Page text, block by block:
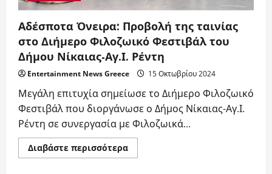
Αδέσποτα Όνειρα: Προβολή της ταινίας
στο Διήμερο Φιλοζωικό Φεστιβάλ του
Δήμου Νίκαιας-Αγ.Ι. Ρέντη
Entertainment News Greece 15 Οκτωβρίου 2024
Μεγάλη επιτυχία σημείωσε το Διήμερο Φιλοζωικό
Φεστιβάλ που διοργάνωσε ο Δήμος Νίκαιας-Αγ.Ι.
Ρέντη σε συνεργασία με Φιλοζωικά...
Διαβάστε περισσότεραRead
more